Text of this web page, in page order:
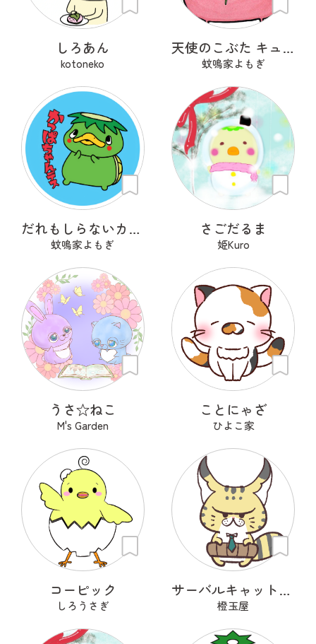
しろあん
kotoneko
天使のこぶた キューピッグ
蚊鳴家よもぎ
だれもしらないカッパちゃん
蚊鳴家よもぎ
さごだるま
姫Kuro
うさ‪☆ねこ
M's Garden
ことにゃざ
ひよこ家
コーピック
しろうさぎ
サーバルキャット課長
橙玉屋